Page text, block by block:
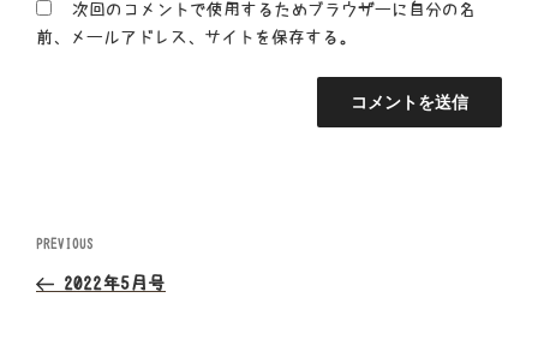
次回のコメントで使用するためブラウザーに自分の名
前、メールアドレス、サイトを保存する。
投
稿
Previous
Post
PREVIOUS
2022年5月号